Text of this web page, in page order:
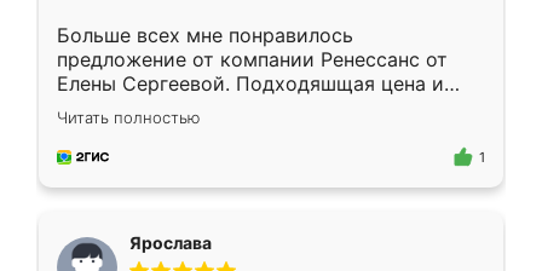
Больше всех мне понравилось
предложение от компании Ренессанс от
Елены Сергеевой. Подходяшщая цена и
короткие сроки изготовления. Приехавший
для замера сотрудник Владислав
предложил по моему эскизу самый
Читать полностью
1
Ярослава